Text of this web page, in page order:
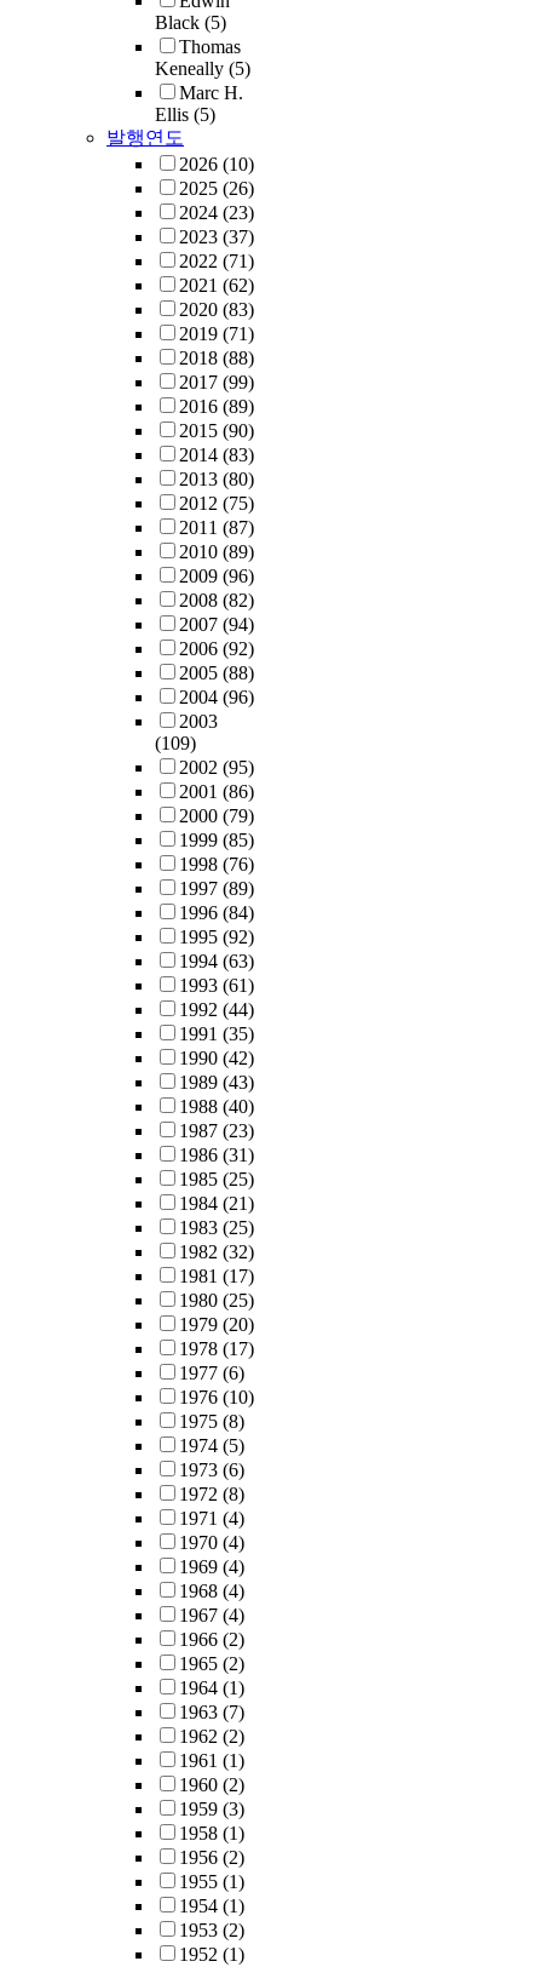
Black (5)
Thomas
Keneally (5)
Marc H.
Ellis (5)
발행연도
2026 (10)
2025 (26)
2024 (23)
2023 (37)
2022 (71)
2021 (62)
2020 (83)
2019 (71)
2018 (88)
2017 (99)
2016 (89)
2015 (90)
2014 (83)
2013 (80)
2012 (75)
2011 (87)
2010 (89)
2009 (96)
2008 (82)
2007 (94)
2006 (92)
2005 (88)
2004 (96)
2003
(109)
2002 (95)
2001 (86)
2000 (79)
1999 (85)
1998 (76)
1997 (89)
1996 (84)
1995 (92)
1994 (63)
1993 (61)
1992 (44)
1991 (35)
1990 (42)
1989 (43)
1988 (40)
1987 (23)
1986 (31)
1985 (25)
1984 (21)
1983 (25)
1982 (32)
1981 (17)
1980 (25)
1979 (20)
1978 (17)
1977 (6)
1976 (10)
1975 (8)
1974 (5)
1973 (6)
1972 (8)
1971 (4)
1970 (4)
1969 (4)
1968 (4)
1967 (4)
1966 (2)
1965 (2)
1964 (1)
1963 (7)
1962 (2)
1961 (1)
1960 (2)
1959 (3)
1958 (1)
1956 (2)
1955 (1)
1954 (1)
1953 (2)
1952 (1)